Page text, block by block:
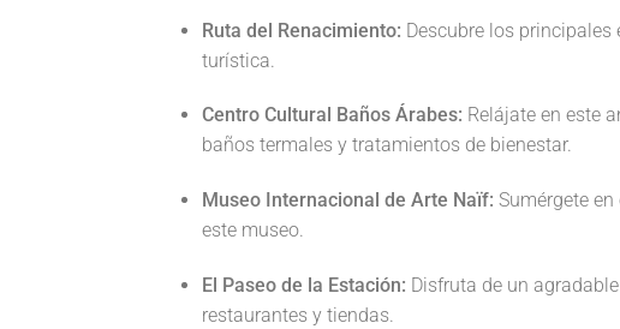
Ruta del Renacimiento: Descubre los
turística.
Centro Cultural Baños Árabes: Relájate en este
baños termales y tratamientos de bienestar.
Museo Internacional de Arte Naïf: Sumérgete
este museo.
El Paseo de la Estación: Disfruta de un
restaurantes y tiendas.